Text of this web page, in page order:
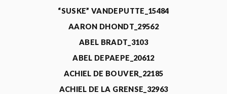
“SUSKE” VANDEPUTTE_15484
AARON DHONDT_29562
ABEL BRADT_3103
ABEL DEPAEPE_20612
ACHIEL DE BOUVER_22185
ACHIEL DE LA GRENSE_32963